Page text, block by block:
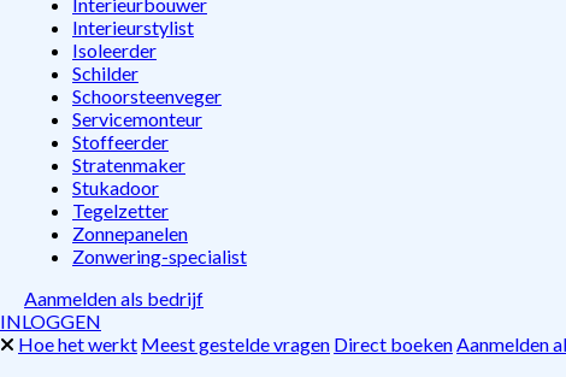
Interieurstylist
Isoleerder
Schilder
Schoorsteenveger
Servicemonteur
Stoffeerder
Stratenmaker
Stukadoor
Tegelzetter
Zonnepanelen
Zonwering-specialist
Aanmelden als bedrijf
INLOGGEN
Hoe het werkt Meest gestelde vragen Direct boekenAanmelden